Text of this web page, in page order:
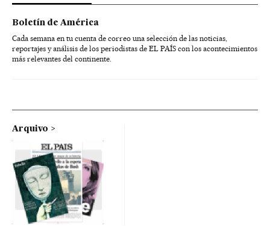
Boletín de América
Cada semana en tu cuenta de correo una selección de las noticias,
reportajes y análisis de los periodistas de EL PAÍS con los acontecimientos
más relevantes del continente.
Arquivo